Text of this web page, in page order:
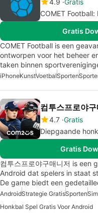
COMET
Gratis
COMET Football is een
ontworpen voor het beheer
taken binnen
iPhoneKunstVoetbalSporten
컴투스프로야
4.7 Gratis
Diepgaande
Gratis
컴투스프로야구매니저 is
Android dat spelers in staat
De game biedt een
AndroidStrategie GratisSporten
Honkbal Spel Gratis Voor Android